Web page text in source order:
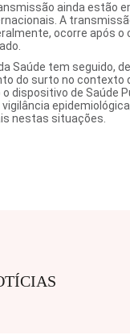
ainda estão
A
ocorre após
Saúde tem seguido,
do surto no contexto
o dispositivo de Saúde
nestas situações.